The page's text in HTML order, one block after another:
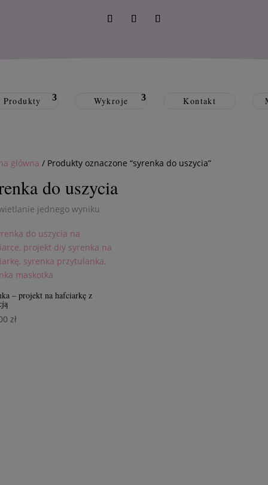
Produkty Wykroje Kontakt
główna / Produkty oznaczone “syrenka do uszycia”
do uszycia
jednego wyniku
– projekt na hafciarkę z
zł